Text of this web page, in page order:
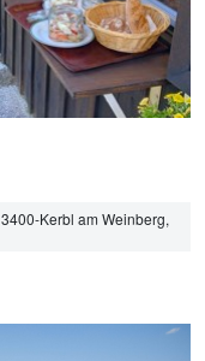
3400-Kerbl am Weinberg,